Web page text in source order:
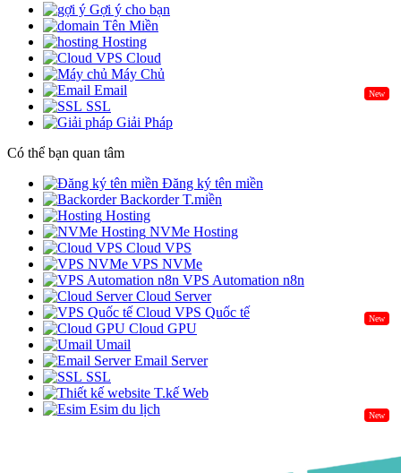
Gợi ý cho bạn
Tên Miền
Hosting
Cloud
Máy Chủ
New
Email
SSL
Giải Pháp
Có thể bạn quan tâm
Đăng ký tên miền
Backorder T.miền
Hosting
NVMe Hosting
Cloud VPS
VPS NVMe
VPS Automation n8n
Cloud Server
Cloud VPS Quốc tế
New
Cloud GPU
Umail
Email Server
SSL
T.kế Web
Esim du lịch
New